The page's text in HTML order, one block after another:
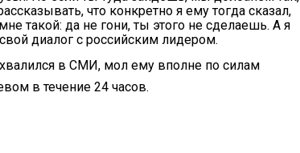
что конкретно я ему тогда сказал,
такой: да не гони, ты этого не сделаешь. А я
диалог с российским лидером.
в СМИ, мол ему вполне по силам
в течение 24 часов.